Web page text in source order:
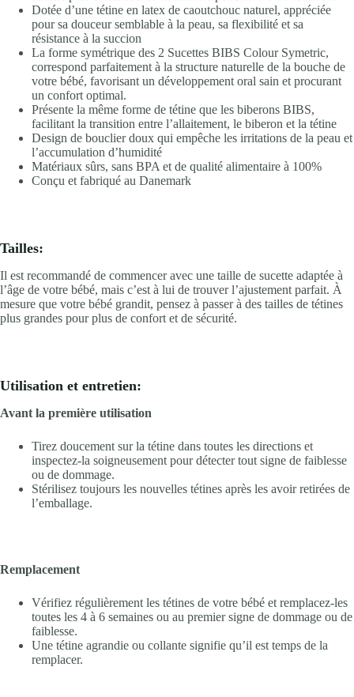
Dotée d’une tétine en latex de caoutchouc naturel, appréciée
pour sa douceur semblable à la peau, sa flexibilité et sa
résistance à la succion
La forme symétrique des 2 Sucettes BIBS Colour Symetric,
correspond parfaitement à la structure naturelle de la bouche de
votre bébé, favorisant un développement oral sain et procurant
un confort optimal.
Présente la même forme de tétine que les biberons BIBS,
facilitant la transition entre l’allaitement, le biberon et la tétine
Design de bouclier doux qui empêche les irritations de la peau et
l’accumulation d’humidité
Matériaux sûrs, sans BPA et de qualité alimentaire à 100%
Conçu et fabriqué au Danemark
Tailles:
Il est recommandé de commencer avec une taille de sucette adaptée à
l’âge de votre bébé, mais c’est à lui de trouver l’ajustement parfait. À
mesure que votre bébé grandit, pensez à passer à des tailles de tétines
plus grandes pour plus de confort et de sécurité.
Utilisation et entretien:
Avant la première utilisation
Tirez doucement sur la tétine dans toutes les directions et
inspectez-la soigneusement pour détecter tout signe de faiblesse
ou de dommage.
Stérilisez toujours les nouvelles tétines après les avoir retirées de
l’emballage.
Remplacement
Vérifiez régulièrement les tétines de votre bébé et remplacez-les
toutes les 4 à 6 semaines ou au premier signe de dommage ou de
faiblesse.
Une tétine agrandie ou collante signifie qu’il est temps de la
remplacer.